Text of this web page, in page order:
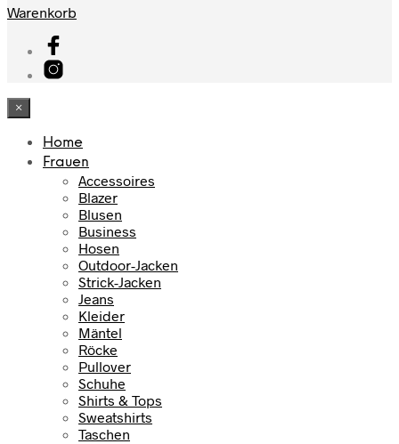
Warenkorb
×
Home
Frauen
Accessoires
Blazer
Blusen
Business
Hosen
Outdoor-Jacken
Strick-Jacken
Jeans
Kleider
Mäntel
Röcke
Pullover
Schuhe
Shirts & Tops
Sweatshirts
Taschen